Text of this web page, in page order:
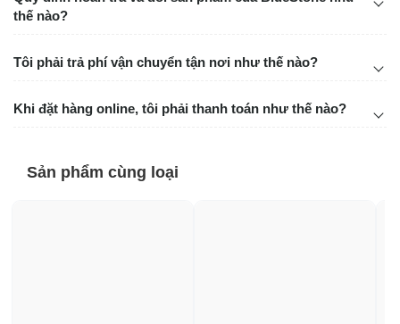
thế nào?
Tôi phải trả phí vận chuyển tận nơi như thế nào?
Khi đặt hàng online, tôi phải thanh toán như thế nào?
Sản phẩm cùng loại